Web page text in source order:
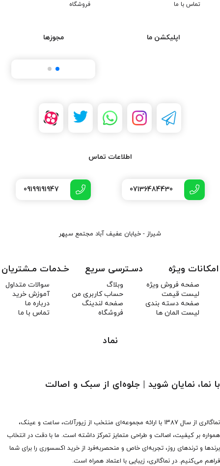
تماس با ما فروشگاه
اپلیکشن ما مجوزها
اطلاعات تماس
07136484430
09199191947
شیراز - خیابان عفیف آباد مجتمع سپهر
امکانات ویـژه
صفحه فروش ویژه
لیست قیمت
صفحه دسته بندی
لیست المان ها
دسـترسی سریع
وبلاگ
حساب کاربری من
صفحه لندینگ
فروشگاه
خـدمات مـشتریان
سوالات متداول
آموزش خرید
درباره ما
تماس با ما
نماد
با نما، نمایان شوید | جلوه‌ای از سبک و اصالت
نماگالری از سال ۱۳۸۷ با ارائه مجموعه‌ای منتخب از زیورآلات، ساعت و عینک،
همواره بر کیفیت، اصالت و طراحی متمایز تمرکز داشته است. ما با دقت در انتخاب
برندها و ترندهای روز، تجربه‌ای خاص و منحصربه‌فرد از خرید اکسسوری را برای شما
فراهم می‌کنیم. در نماگالری، زیبایی با اعتماد همراه است.